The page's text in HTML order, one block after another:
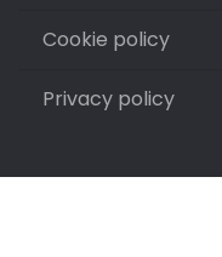
Cookie policy
Privacy policy